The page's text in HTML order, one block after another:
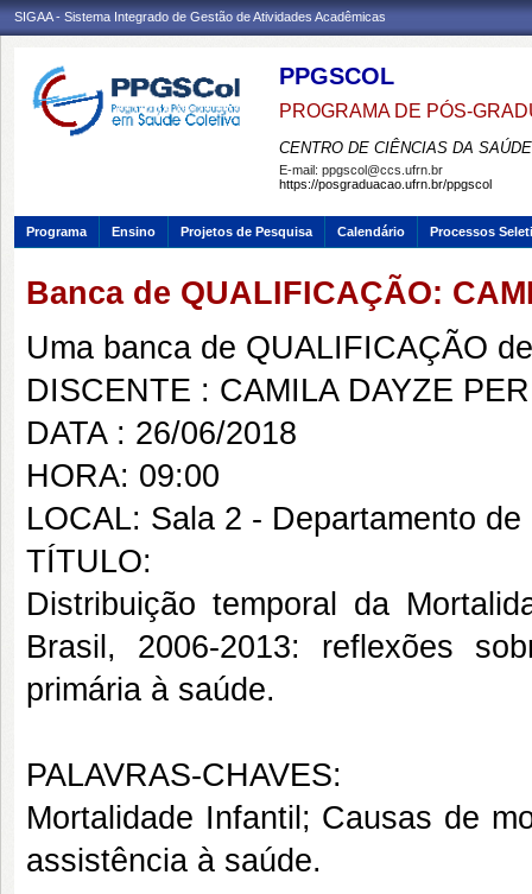
SIGAA - Sistema Integrado de Gestão de Atividades Acadêmicas
PPGSCOL
PROGRAMA DE PÓS-
CENTRO DE CIÊNCIAS DA SAÚDE
E-mail: ppgscol@ccs.ufrn.br
https://posgraduacao.ufrn.br/ppgscol
Programa Ensino Projetos de Pesquisa Calendário Processos
Banca de QUALIFICAÇÃO:
Uma banca de QUALIFICAÇÃO
DISCENTE : CAMILA DAYZE
DATA : 26/06/2018
HORA: 09:00
LOCAL: Sala 2 - Departamento
TÍTULO:
Distribuição temporal da
Brasil, 2006-2013: reflexões
primária à saúde.
PALAVRAS-CHAVES:
Mortalidade Infantil; Causas de
assistência à saúde.